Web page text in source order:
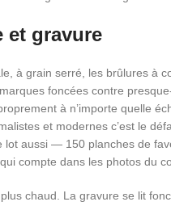
et gravure
à grain serré, les brûlures à
foncées contre
à n’importe quelle
et modernes c’est le
lot aussi — 150 planches de
compte dans les photos du
chaud. La gravure se lit